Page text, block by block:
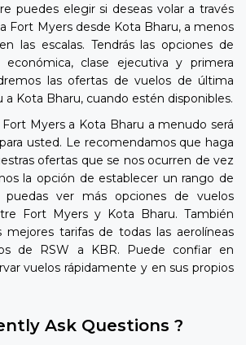
puedes elegir si deseas volar a través
Fort Myers desde Kota Bharu, a menos
las escalas. Tendrás las opciones de
económica, clase ejecutiva y primera
las ofertas de vuelos de última
a Kota Bharu, cuando estén disponibles.
Myers a Kota Bharu a menudo será
usted. Le recomendamos que haga
ofertas que se nos ocurren de vez
la opción de establecer un rango de
puedas ver más opciones de vuelos
Fort Myers y Kota Bharu. También
mejores tarifas de todas las aerolíneas
de RSW a KBR. Puede confiar en
vuelos rápidamente y en sus propios
Ask Questions ?